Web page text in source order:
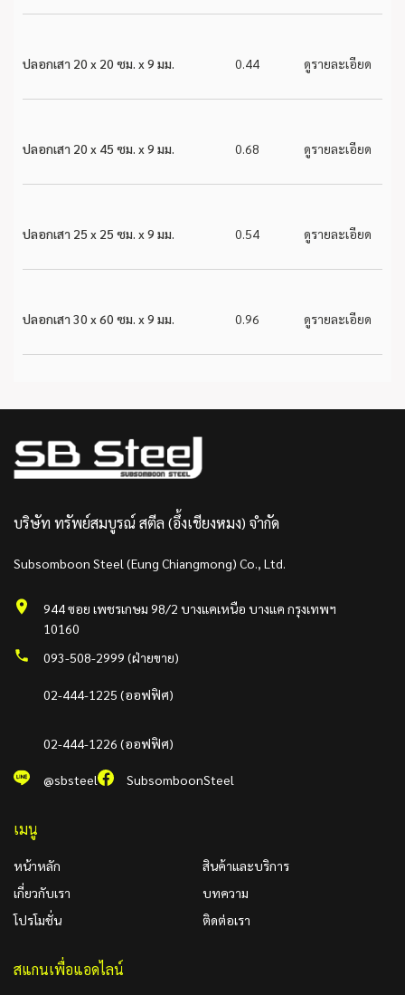
ปลอกเสา 20 x 20 ซม. x 9 มม. 0.44 ดูรายละเอียด
ปลอกเสา 20 x 45 ซม. x 9 มม. 0.68 ดูรายละเอียด
ปลอกเสา 25 x 25 ซม. x 9 มม. 0.54 ดูรายละเอียด
ปลอกเสา 30 x 60 ซม. x 9 มม. 0.96 ดูรายละเอียด
บริษัท ทรัพย์สมบูรณ์ สตีล (อึ้งเชียงหมง) จำกัด
Subsomboon Steel (Eung Chiangmong) Co., Ltd.
944 ซอย เพชรเกษม 98/2 บางแคเหนือ บางแค กรุงเทพฯ
10160
093-508-2999 (ฝ่ายขาย)
02-444-1225 (ออฟฟิศ)
02-444-1226 (ออฟฟิศ)
@sbsteel SubsomboonSteel
เมนู
หน้าหลัก
เกี่ยวกับเรา
โปรโมชั่น
สินค้าและบริการ
บทความ
ติดต่อเรา
สแกนเพื่อแอดไลน์